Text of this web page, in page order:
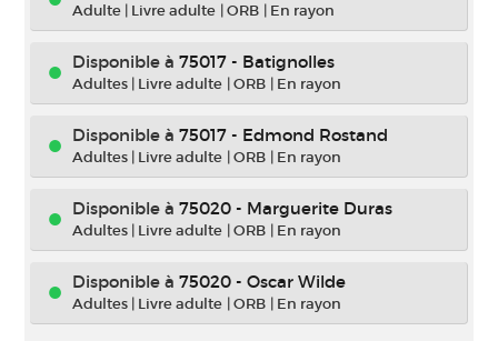
Adulte | Livre adulte |ORB | En rayon
Disponible à 75017 - Batignolles
Adultes | Livre adulte |ORB | En rayon
Disponible à 75017 - Edmond Rostand
Adultes | Livre adulte |ORB | En rayon
Disponible à 75020 - Marguerite Duras
Adultes | Livre adulte |ORB | En rayon
Disponible à 75020 - Oscar Wilde
Adultes | Livre adulte |ORB | En rayon